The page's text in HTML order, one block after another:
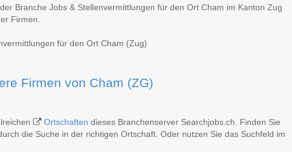
Branche Jobs & Stellenvermittlungen für den Ort Cham im Kanton Zug
Firmen.
für den Ort Cham (Zug)
Firmen von Cham (ZG)
Ortschaften dieses Branchenserver Searchjobs.ch. Finden Sie
die Suche in der richtigen Ortschaft. Oder nutzen Sie das Suchfeld im